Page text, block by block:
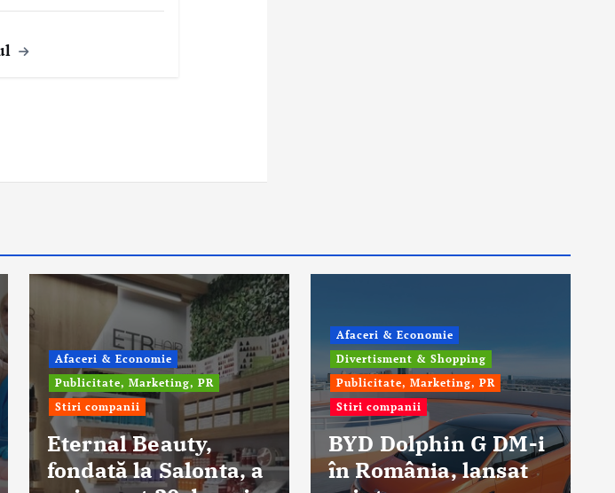
Afaceri & Economie
Publicitate, Marketing, PR
Stiri companii
Eternal Beauty,
fondată la Salonta, a
Afaceri & Economie
Divertisment & Shopping
Publicitate, Marketing, PR
Stiri companii
BYD Dolphin G DM-i
în România, lansat